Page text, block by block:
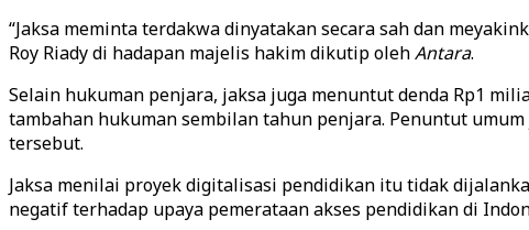
“Jaksa meminta terdakwa dinyatakan secara sah dan
Roy Riady di hadapan majelis hakim dikutip olehAntara.
Selain hukuman penjara, jaksa juga menuntut denda Rp1
tambahan hukuman sembilan tahun penjara. Penuntut
tersebut.
Jaksa menilai proyek digitalisasi pendidikan itu tidak
negatif terhadap upaya pemerataan akses pendidikan di